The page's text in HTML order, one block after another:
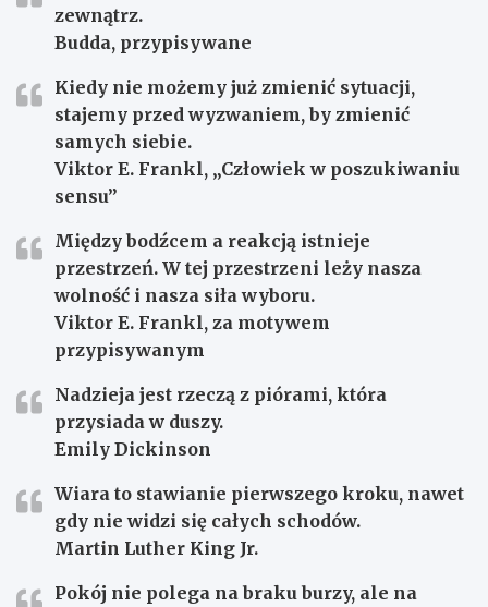
zewnątrz.
Budda, przypisywane
Kiedy nie możemy już zmienić sytuacji,
stajemy przed wyzwaniem, by zmienić
samych siebie.
Viktor E. Frankl, „Człowiek w poszukiwaniu
sensu”
Między bodźcem a reakcją istnieje
przestrzeń. W tej przestrzeni leży nasza
wolność i nasza siła wyboru.
Viktor E. Frankl, za motywem
przypisywanym
Nadzieja jest rzeczą z piórami, która
przysiada w duszy.
Emily Dickinson
Wiara to stawianie pierwszego kroku, nawet
gdy nie widzi się całych schodów.
Martin Luther King Jr.
Pokój nie polega na braku burzy, ale na